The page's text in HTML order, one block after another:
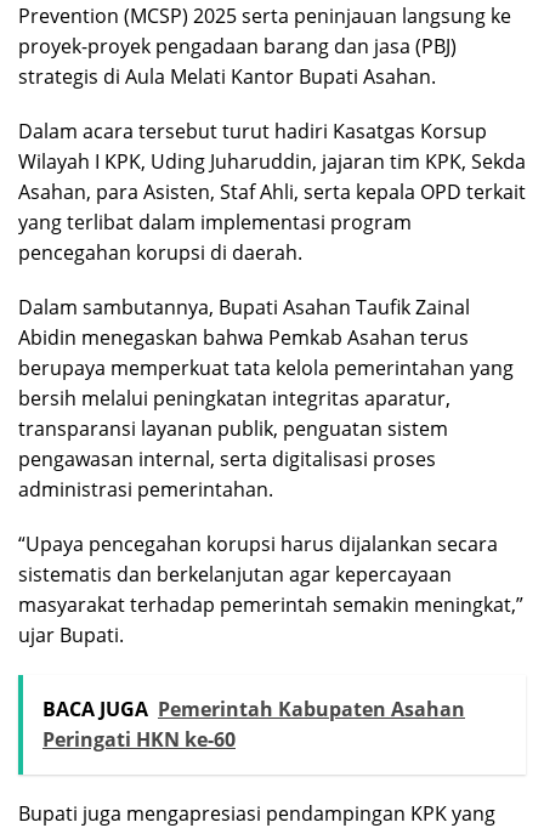
Prevention (MCSP) 2025 serta peninjauan langsung ke
proyek-proyek pengadaan barang dan jasa (PBJ)
strategis di Aula Melati Kantor Bupati Asahan.
Dalam acara tersebut turut hadiri Kasatgas Korsup
Wilayah I KPK, Uding Juharuddin, jajaran tim KPK, Sekda
Asahan, para Asisten, Staf Ahli, serta kepala OPD terkait
yang terlibat dalam implementasi program
pencegahan korupsi di daerah.
Dalam sambutannya, Bupati Asahan Taufik Zainal
Abidin menegaskan bahwa Pemkab Asahan terus
berupaya memperkuat tata kelola pemerintahan yang
bersih melalui peningkatan integritas aparatur,
transparansi layanan publik, penguatan sistem
pengawasan internal, serta digitalisasi proses
administrasi pemerintahan.
“Upaya pencegahan korupsi harus dijalankan secara
sistematis dan berkelanjutan agar kepercayaan
masyarakat terhadap pemerintah semakin meningkat,”
ujar Bupati.
BACA JUGA Pemerintah Kabupaten Asahan
Peringati HKN ke-60
Bupati juga mengapresiasi pendampingan KPK yang